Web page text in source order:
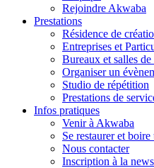
Rejoindre Akwaba
Prestations
Résidence de
Entreprises et
Bureaux et salles
Organiser un
Studio de répétition
Prestations de
Infos pratiques
Venir à Akwaba
Se restaurer et
Nous contacter
Inscription à la